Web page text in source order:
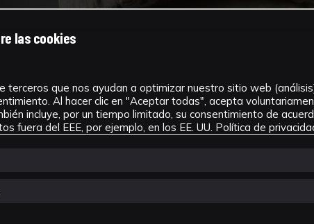
las cookies
terceros que nos ayudan a optimizar nuestro sitio web
Al hacer clic en "Aceptar todas", acepta
incluye, por un tiempo limitado, su consentimiento de
fuera del EEE, por ejemplo, en los EE. UU. Política de